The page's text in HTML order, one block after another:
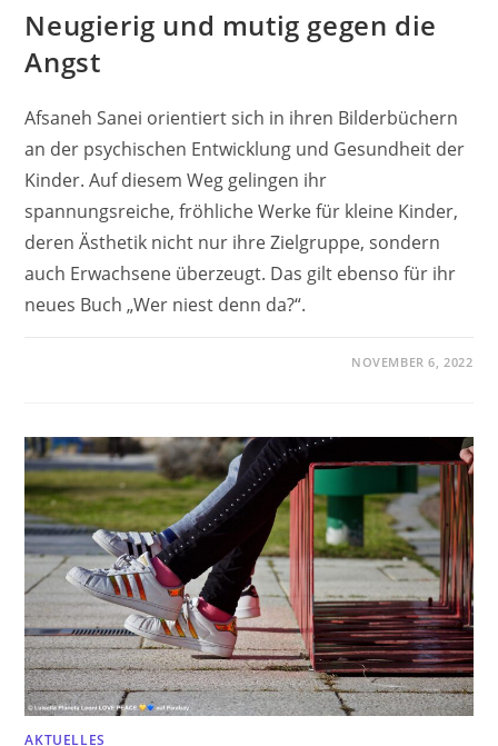
Neugierig und mutig gegen die
Angst
Afsaneh Sanei orientiert sich in ihren Bilderbüchern
an der psychischen Entwicklung und Gesundheit der
Kinder. Auf diesem Weg gelingen ihr
spannungsreiche, fröhliche Werke für kleine Kinder,
deren Ästhetik nicht nur ihre Zielgruppe, sondern
auch Erwachsene überzeugt. Das gilt ebenso für ihr
neues Buch „Wer niest denn da?“.
NOVEMBER 6, 2022
AKTUELLES